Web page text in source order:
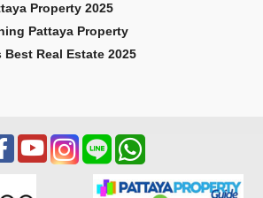
Property 2025
Pattaya Property
Real Estate 2025